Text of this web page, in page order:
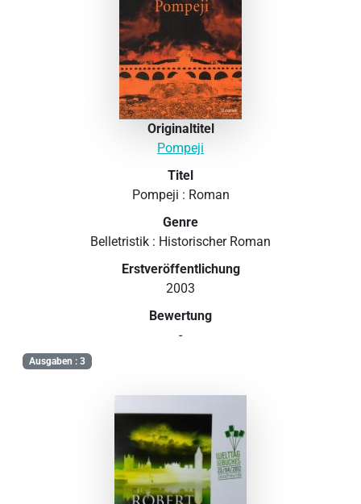
Originaltitel
Pompeji
Titel
Pompeji : Roman
Genre
Belletristik : Historischer Roman
Erstveröffentlichung
2003
Bewertung
-
Ausgaben : 3